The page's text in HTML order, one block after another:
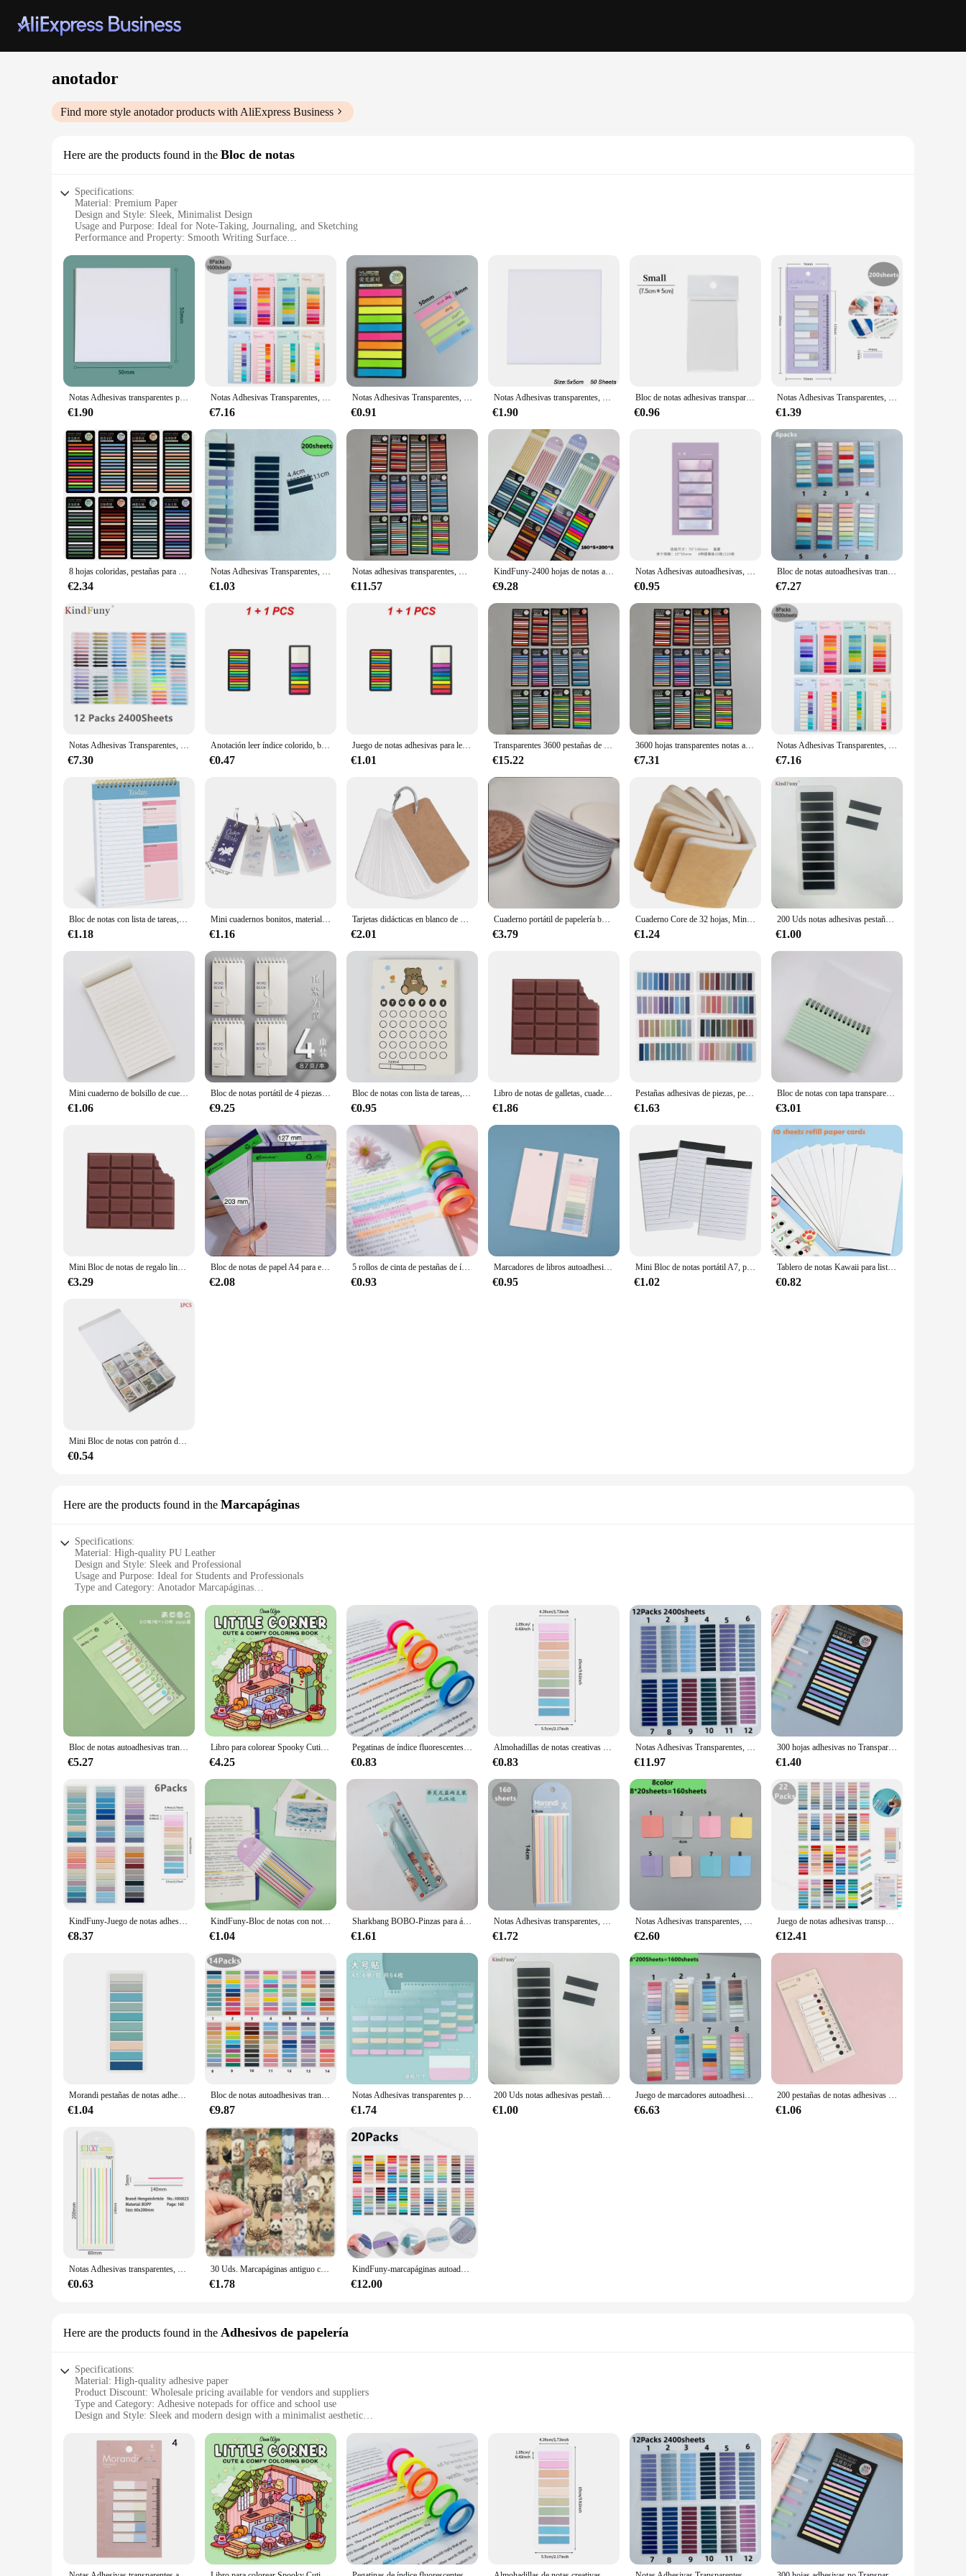
anotador
Find more style anotadorproducts with AliExpress Business
Here are the products found in the Bloc de notas
Specifications:
Material: Premium Paper
Design and Style: Sleek, Minimalist Design
Usage and Purpose: Ideal for Note-Taking, Journaling, and Sketching
Performance and Property: Smooth Writing Surface
Parts and Accessories: Includes Pen Loop for Convenience
**Elegant Craftsmanship for the Discerning User**
The anotador Bloc de notas is a testament to refined craftsmanship and functionality. Designed with the modern user in mind, this notebook features a minimalist aesthetic that belies its robust
performance. The premium paper ensures a smooth writing experience, perfect for those who value the tactile sensation of pen on paper. Whether you're jotting down notes, sketching out ideas, or
journaling your thoughts, this notebook is the perfect companion for all your creative endeavors.
**Versatility Meets Convenience**
The anotador Bloc de notas is not just a notebook; it's a versatile tool that adapts to your needs. Its compact size makes it an ideal companion for on-the-go note-taking, while the pen loop ensures your
favorite writing instrument is always at hand. Whether you're a student, a professional, or an artist, this notebook is designed to meet the demands of a fast-paced world. It's the perfect blend of
functionality and style, making it a must-have for anyone who values organization and creativity.
**A Product for Everyone**
Whether you're looking for a personal notebook to capture your thoughts or a bulk purchase for your business, the anotador Bloc de notas is available for wholesale and vendor purchases. With its
high-quality construction and appealing design, it's a product that can be sold with confidence. This notebook is more than just a piece of stationery; it's a statement of style and practicality that
resonates with a wide audience.
Notas Adhesivas transparentes para la escuela y la Oficina, Bloc de notas de tamaño pequeño y grande, papelería, pestañas de índice de anotación
€1.90
Notas Adhesivas Transparentes, anotación autoadhesiva, lectura de libros, marcadores, pestañas, Bloc de notas, papelería estética, 1600 hojas
€7.16
Notas Adhesivas Transparentes, anotación autoadhesiva, lectura de libros, marcadores, pestañas, Bloc de notas, papelería estética, 200 hojas
€0.91
Notas Adhesivas transparentes, Bloc de notas blanco claro, Bloc de notas de poste grande, papelería, índice, pestaña, libro, estudio, anotación, lista de verificación, marcadores
€1.90
Bloc de notas adhesivas transparentes, papel de anotación de mensajes, impermeable, papelería, suministros escolares de oficina, 50 hojas
€0.96
Notas Adhesivas Transparentes, anotación autoadhesiva, lectura de libros, marcadores, pestañas, Bloc de notas, papelería estética, 200 hojas
€1.39
8 hojas coloridas, pestañas para cuaderno para anotar libros, tiras de lectura para el hogar, estéticas para mascotas, portátiles
€2.34
Notas Adhesivas Transparentes, anotación autoadhesiva, lectura de libros, marcadores, pestañas, Bloc de notas, papelería estética, 200 hojas
€1.03
Notas adhesivas transparentes, marcadores autoadhesivos, papelería, Bloc de notas, pestañas, libros, hojas publicadas, 3600 leer, anotaciones estéticas
€11.57
KindFuny-2400 hojas de notas adhesivas, anotación autoadhesiva para leer libros, marcadores, pestañas, Bloc de notas, papelería estética
€9.28
Notas Adhesivas autoadhesivas, Bloc de notas, marcadores, pestañas de índice, papelería, libros de anotación, 120 hojas
€0.95
Bloc de notas autoadhesivas transparentes, Bloc de notas autoadhesivo, papelería de índice, 1600 hojas
€7.27
Notas Adhesivas Transparentes, anotación autoadhesiva, lectura de libros, marcadores, pestañas, Bloc de notas, papelería estética, 2400 hojas
€7.30
Anotación leer índice colorido, blocs de notas creativos, papelería para oficina y escuela, pegatinas autoadhesivas, juego de blocs de notas adhesivas
€0.47
Juego de notas adhesivas para leer anotaciones, libros de lectura de anotaciones autoadhesivas, marcapáginas, pestañas, Bloc de notas, papelería estética, pestañas de índice
€1.01
Transparentes 3600 pestañas de lectura de notas, marcapáginas autoadhesivas, hojas de libros, Bloc de notas adhesivo estético, anotaciones de papelería
€15.22
3600 hojas transparentes notas adhesivas anotaciones autoadhesivas leer libros marcapáginas pestañas Bloc de notas papelería estética
€7.31
Notas Adhesivas Transparentes, anotación autoadhesiva, lectura de libros, marcadores, pestañas, Bloc de notas, papelería estética, 1600 hojas
€7.16
Bloc de notas con lista de tareas, cuaderno planificador diario sin fecha, papelería, regalo para profesores, Agenda del Campus, suministros de oficina, 50 hojas
€1.18
Mini cuadernos bonitos, material escolar, recitación de escritura de palabras, Mini notas prácticas sobre la marcha, papelería Kawaii, 110
€1.16
Tarjetas didácticas en blanco de papel Kraft con anillos de carpeta, libretas en espiral, Mini cuadernos desmontables para niños, tarjetas de estudio, libro de papelería Kawaii
€2.01
Cuaderno portátil de papelería bonito, galletas de Chocolate, galletas, Bloc de notas, suministros de regalo escolar para oficina
€3.79
Cuaderno Core de 32 hojas, Mini cuaderno manual portátil, cuaderno de bolsillo ultrapequeño, cuaderno de bocetos, Bloc de notas pequeño, horario de viaje
€1.24
200 Uds notas adhesivas pestaña transparente autoadhesiva Kawaii libros de anotaciones transparentes marcador de página papelería
€1.00
Mini cuaderno de bolsillo de cuero multifunción, planificador A7, notas diarias, recargas de libros, Bloc de notas de trabajo, suministros de oficina y negocios
€1.06
Bloc de notas portátil de 4 piezas y 87 páginas, cuaderno en espiral para planificación y memoria, función de encubrimiento
€9.25
Bloc de notas con lista de tareas, 50 hojas, bonito Bloc de notas de papelería escolar ins, suministros de oficina, cuaderno de frutas, cuaderno de notas con mensajes
€0.95
Libro de notas de galletas, cuaderno de papelería creativo, cuaderno con fragancia de Chocolate, Mini Bloc de notas portátil, suministros escolares divertidos y bonitos de PVC
€1.86
Pestañas adhesivas de piezas, pestañas de índice transparentes, Kits de anotaciones de libros, banderas de pestañas de libros, marcador de página adhesivo de colores, paquete de 8, 1600
€1.63
Bloc de notas con tapa transparente, Bloc de notas de línea Horizontal minimalista, Bloc de escritura para escuela y oficina, 50 hojas por libro
€3.01
Mini Bloc de notas de regalo lindo, cuaderno de papelería, suministro escolar, cuaderno creativo de fragancia de Chocolate, libro de notas de galletas, portátil de PVC
€3.29
Bloc de notas de papel A4 para escribir, Bloc de notas para tomar notas, material escolar de oficina, color amarillo
€2.08
5 rollos de cinta de pestañas de índice fluorescente transparente, notas adhesivas de anotaciones de libros Morandi, cinta de marcado de lectura de 5m, suministros escolares
€0.93
Marcadores de libros autoadhesivos transparentes, notas adhesivas, libro de lectura de anotación, pestaña transparente, papelería Linda Kawaii, 200 hojas
€0.95
Mini Bloc de notas portátil A7, planificador de bolsillo, diario, cuaderno de bocetos, oficina, escuela, negocios, papelería, cuaderno, 3 unidades por lote
€1.02
Tablero de notas Kawaii para lista de tareas, planificador diario para hacer lista, papelería coreana, tablero de planificación de tareas, suministros de oficina
€0.82
Mini Bloc de notas con patrón de caja de cerillas Retro, Bloc de notas adhesivo rasgado, suministros de papelería para oficina y escuela, un libro con 122 hojas
€0.54
Here are the products found in the Marcapáginas
Specifications:
Material: High-quality PU Leather
Design and Style: Sleek and Professional
Usage and Purpose: Ideal for Students and Professionals
Type and Category: Anotador Marcapáginas
Parts and Accessories: Includes a Pen Loop for Convenience
Features:
|Wholesale|Vendors|
**Durable and Elegant Design**
Crafted from premium PU leather, this anotador marcapáginas combines durability with a sophisticated look, making it an indispensable tool for both students and professionals. The sleek design not
only adds a touch of elegance to your desk but also ensures that the anotador stands up to the rigors of daily use. Whether you're taking notes in class or jotting down ideas at work, this marcapáginas is
designed to withstand the test of time and maintain its pristine condition.
**Optimized for Efficiency**
The anotador marcapáginas is more than just a notebook; it's a companion for your academic and professional journey. The inclusion of a pen loop allows for quick access to your writing instrument,
ensuring that you're always ready to capture thoughts and ideas as they come. The marcapáginas's design is optimized for efficiency, with a sturdy binding that keeps your pages secure and a layout that
makes it easy to flip through and organize your notes.
**Versatile and Convenient**
Whether you're a student looking for a reliable notebook for class or a professional in need of a portable organizer, this anotador marcapáginas is the versatile solution you've been searching for. Its
lightweight construction makes it easy to carry around, while the ample space for notes and reminders ensures that you're always prepared. The marcapáginas is not just a tool for note-taking; it's a
companion for success, ready to accompany you through every milestone in your academic or professional life.
Bloc de notas autoadhesivas transparentes, Bloc de notas autoadhesivo, papelería de índice, 200 hojas
€5.27
Libro para colorear Spooky Cutie en momentos acogedores para la relajación Libro de garabatos educativos con adorables criaturas espeluznantes
€4.25
Pegatinas de índice fluorescentes transparentes para niños, 5 rollos, 5 colores, banderas, notas adhesivas, papelería, regalo, escuela, suministros de oficina
€0.83
Almohadillas de notas creativas de índice transparente, pegatinas autoadhesivas de papelería para oficina y escuela, 200-3600 hojas
€0.83
Notas Adhesivas Transparentes, anotación autoadhesiva, lectura de libros, marcadores, pestañas, Bloc de notas, papelería estética, 12 paquetes
€11.97
300 hojas adhesivas no Transparentes, notas adhesivas autoadhesivas, anotación para leer libros, marcadores, pestañas, Bloc de notas, papelería estética
€1.40
KindFuny-Juego de notas adhesivas transparentes, marcador autoadhesivo, libro de lectura de anotaciones, pestaña transparente, papelería bonita Kawaii
€8.37
KindFuny-Bloc de notas con notas adhesivas transparentes, anotación de lectura para libros, Bloc de notas, marcadores, Bloc de notas, pestañas de índice, papelería, 160 hojas
€1.04
Sharkbang BOBO-Pinzas para álbum de recortes, cinta Washi para recoger, papelería multiherramienta, diario de chatarra, álbum, suministros escolares, 2 uds.
€1.61
Notas Adhesivas transparentes, anotación de lectura autoadhesiva para libros, Bloc de notas, marcadores, Bloc de notas, pestañas de índice, 160 hojas
€1.72
Notas Adhesivas transparentes, 160 hojas, etiqueta autoadhesiva Kawaii, marcadores de libros de anotación, marcador de página, papelería
€2.60
Juego de notas adhesivas transparentes, marcador de libros autoadhesivo, anotación, libro de lectura, Pestaña transparente, papelería Linda Kawaii, 22 paquetes
€12.41
Morandi pestañas de notas adhesivas de colores para anotación de libros, pegatinas de índice de clasificación de archivos, para suministros escolares y de oficina
€1.04
Bloc de notas autoadhesivas transparentes, Bloc de notas autoadhesivo, papelería de índice, 2800 hojas
€9.87
Notas Adhesivas transparentes para libros, 4 piezas, A5, B5, marcadores autoadhesivos para libros de lectura, etiqueta transparente Kawaii
€1.74
200 Uds notas adhesivas pestaña transparente autoadhesiva Kawaii libros de anotaciones transparentes marcador de página papelería
€1.00
Juego de marcadores autoadhesivos transparentes para notas adhesivas, marcadores de libros de lectura de anotación, pestaña transparente, papelería Kawaii linda, 8 paquetes por juego
€6.63
200 pestañas de notas adhesivas de índice, marcador de página grabable para anotaciones de libros, etiquetas de marcado de calendario transparentes
€1.06
Notas Adhesivas transparentes, anotación de lectura autoadhesiva para libros, Bloc de notas, marcadores, Bloc de notas, pestañas de índice, 20/160 hojas
€0.63
30 Uds. Marcapáginas antiguo clásico, marcapáginas de animales para estudiantes, tarjetas de anotaciones de lectura, marcapáginas de libros de texto
€1.78
KindFuny-marcapáginas autoadhesivo transparente, libro de lectura de anotación, pestaña transparente, papelería Kawaii, 20 paquetes
€12.00
Here are the products found in the Adhesivos de papelería
Specifications:
Material: High-quality adhesive paper
Product Discount: Wholesale pricing available for vendors and suppliers
Type and Category: Adhesive notepads for office and school use
Design and Style: Sleek and modern design with a minimalist aesthetic
Performance and Property: Durable adhesive ensures notes stay in place
Parts and Accessories: Comes in sets for sale, ready for immediate use
Features:
**Efficient Organization and Style**
The anotador adhesivos de papelería are not just any ordinary notepads; they are a testament to efficiency and style. Designed for the modern professional, these adhesive notepads are perfect for
jotting down quick notes, reminders, or to-do lists. Their sleek and minimalist design adds a touch of elegance to any workspace, making them an asset to both office and school environments. The
high-quality adhesive paper ensures that your notes stay in place, eliminating the need for constant repositioning.
**Versatile and Convenient**
Whether you're a busy student, a time-conscious professional, or a savvy vendor looking to stock up on office supplies, the anotador adhesivos de papelería are versatile and convenient. Available in
sets, these notepads are ready for immediate use, making them an excellent choice for those who value convenience and efficiency. The durable adhesive ensures that your notes remain secure, while